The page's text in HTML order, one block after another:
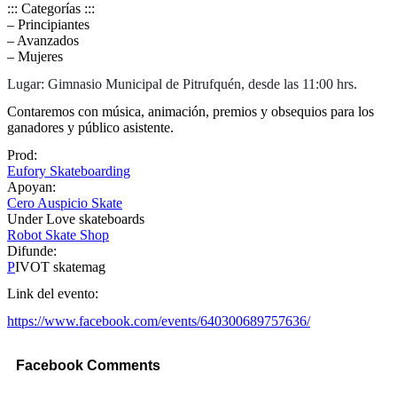
::: Categorías :::
– Principiantes
– Avanzados
– Mujeres
Lugar: Gimnasio Municipal de Pitrufquén, desde las 11:00 hrs.
Contaremos con música, animación, premios y obsequios para los
ganadores y público asistente.
Prod:
Eufory Skateboarding
Apoyan:
Cero Auspicio Skate
Under Love skateboards
Robot Skate Shop
Difunde:
PIVOT skatemag
Link del evento:
https://www.facebook.com/events/640300689757636/
Facebook Comments